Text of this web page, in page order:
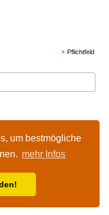
um bestmögliche
mehr Infos
* Pflichtfeld